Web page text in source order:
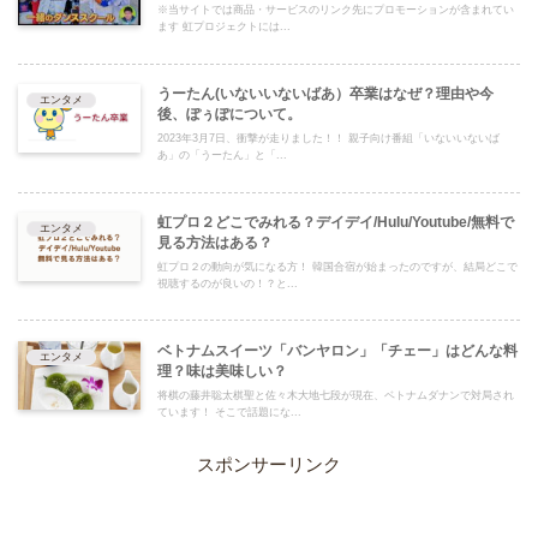
※当サイトでは商品・サービスのリンク先にプロモーションが含まれてい
ます 虹プロジェクトには...
エンタメ
うーたん(いないいないばあ）卒業はなぜ？理由や今
後、ぽぅぽについて。
2023年3月7日、衝撃が走りました！！ 親子向け番組「いないいないば
あ」の「うーたん」と「...
エンタメ
虹プロ２どこでみれる？デイデイ/Hulu/Youtube/無料で
見る方法はある？
虹プロ２の動向が気になる方！ 韓国合宿が始まったのですが、結局どこで
視聴するのが良いの！？と...
エンタメ
ベトナムスイーツ「バンヤロン」「チェー」はどんな料
理？味は美味しい？
将棋の藤井聡太棋聖と佐々木大地七段が現在、ベトナムダナンで対局され
ています！ そこで話題にな...
スポンサーリンク